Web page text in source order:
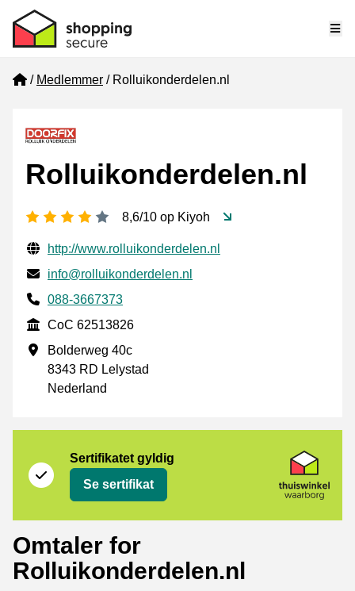
Home
Medlemmer Rolluikonderdelen.nl
Rolluikonderdelen.nl
[_General:NumberOfStarsPluralFormat]
8,6/10 op Kiyoh
Verifisert kontaktinformasjon
Website URL
http://www.rolluikonderdelen.nl
E-post
info@rolluikonderdelen.nl
Phone number
088-3667373
CoC
CoC 62513826
Forretningsadresse
Bolderweg 40c
8343 RD Lelystad
Nederland
Sertifikatet gyldig
Se sertifikat
Omtaler for
Rolluikonderdelen.nl